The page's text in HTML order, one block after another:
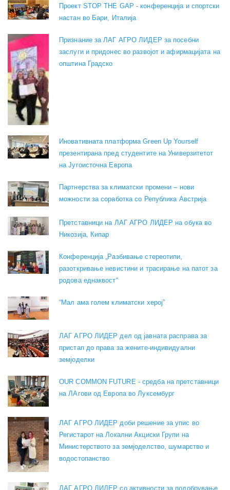
Проект STOP THE GAP - конференција и спортски
настан во Бари, Италија
Признание за ЛАГ АГРО ЛИДЕР за посебни
заслуги и придонес во развојот и афирмацијата на
општина Градско
Иновативната платформа Green Up Yourself
презентирана пред студентите на Универзитетот
на Југоисточна Европа
Партнерства за климатски промени – нови
можности за соработка со Република Австрија
Претставници на ЛАГ АГРО ЛИДЕР на обука во
Никозија, Кипар
Конференција „Разбивање стереотипи,
разоткривање невистини и трасирање на патот за
родова еднаквост“
“Мал ама голем климатски херој”
ЛАГ АГРО ЛИДЕР дел од јавната расправа за
пристап до права за жените-индивидуални
земјоделки
OUR COMMON FUTURE - средба на претставници
на ЛАгови од Европа во Луксембург
ЛАГ АГРО ЛИДЕР доби решение за упис во
Регистарот на Локални Акциски Групи на
Министерството за земјоделство, шумарство и
водостопанство
ЛАГ АГРО ЛИДЕР со активности за подобрување